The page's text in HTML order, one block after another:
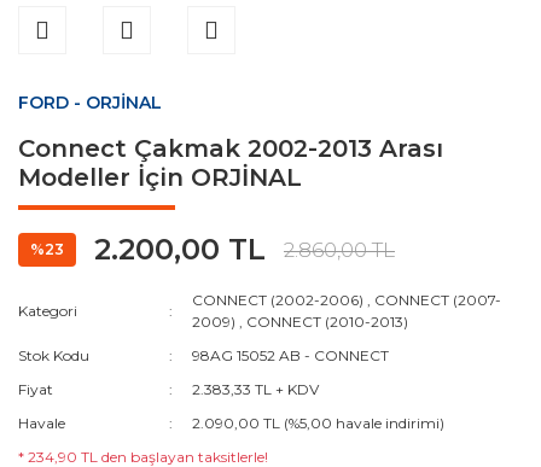
FORD - ORJİNAL
Connect Çakmak 2002-2013 Arası
Modeller İçin ORJİNAL
%23 2.200,00 TL 2.860,00 TL
Kategori
CONNECT (2002-2006) , CONNECT (2007-
2009) , CONNECT (2010-2013)
Stok Kodu
98AG 15052 AB - CONNECT
Fiyat
2.383,33 TL + KDV
Havale
2.090,00 TL (%5,00 havale indirimi)
* 234,90 TL den başlayan taksitlerle!